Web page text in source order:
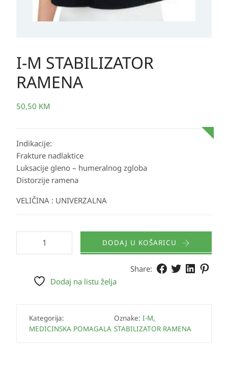
I-M STABILIZATOR
RAMENA
50,50 KM
Indikacije:
Frakture nadlaktice
Luksacije gleno – humeralnog zgloba
Distorzije ramena
VELIČINA : UNIVERZALNA
DODAJ U KOŠARICU
Share:
Dodaj na listu želja
Kategorija:
MEDICINSKA POMAGALA
Oznake: I-M,
STABILIZATOR RAMENA